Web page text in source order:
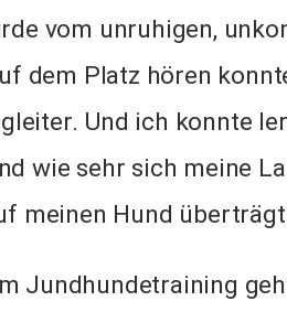
vom unruhigen,
dem Platz hören
Und ich konnte
wie sehr sich meine
meinen Hund
Jundhundetraining